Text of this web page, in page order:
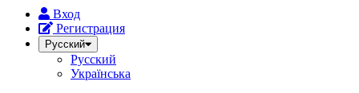
Вход
Регистрация
Русский
Русский
Українська